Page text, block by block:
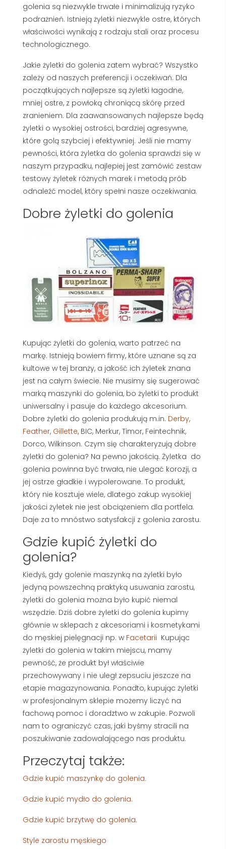
golenia są niezwykle trwałe i minimalizują ryzyko
podrażnień. Istnieją żyletki niezwykle ostre, których
właściwości wynikają z rodzaju stali oraz procesu
technologicznego.
Jakie żyletki do golenia zatem wybrać? Wszystko
zależy od naszych preferencji i oczekiwań. Dla
początkujących najlepsze są żyletki łagodne,
mniej ostre, z powłoką chroniącą skórę przed
zranieniem. Dla zaawansowanych najlepsze będą
żyletki o wysokiej ostrości, bardziej agresywne,
które golą szybciej i efektywniej. Jeśli nie mamy
pewności, która żyletka do golenia sprawdzi się w
naszym przypadku, najlepiej jest zamówić zestaw
testowy żyletek różnych marek i metodą prób
odnaleźć model, który spełni nasze oczekiwania.
Dobre żyletki do golenia
Kupując żyletki do golenia, warto patrzeć na
markę. Istnieją bowiem firmy, które uznane są za
kultowe w tej branży, a jakość ich żyletek znana
jest na całym świecie. Nie musimy się sugerować
marką maszynki do golenia, bo żyletki to produkt
uniwersalny i pasuje do każdego akcesorium.
Dobre żyletki do golenia produkują m.in. Derby,
Feather, Gillette, BIC, Merkur, Timor, Feintechnik,
Dorco, Wilkinson. Czym się charakteryzują dobre
żyletki do golenia? Na pewno jakością. Żyletka do
golenia powinna być trwała, nie ulegać korozji, a
jej ostrze gładkie i wypolerowane. To produkt,
który nie kosztuje wiele, dlatego zakup wysokiej
jakości żyletek nie jest obciążeniem dla portfela.
Daje za to mnóstwo satysfakcji z golenia zarostu.
Gdzie kupić żyletki do
golenia?
Kiedyś, gdy golenie maszynką na żyletki było
jedyną powszechną praktyką usuwania zarostu,
żyletki do golenia można było kupić niemal
wszędzie. Dziś dobre żyletki do golenia kupimy
głównie w sklepach z akcesoriami i kosmetykami
do męskiej pielęgnacji np. w Facetarii Kupując
żyletki do golenia w takim miejscu, mamy
pewność, że produkt był właściwie
przechowywany i nie uległ zepsuciu jeszcze na
etapie magazynowania. Ponadto, kupując żyletki
w profesjonalnym sklepie możemy liczyć na
fachową pomoc i doradztwo w zakupie. Pozwoli
nam to ograniczyć czas, jaki byśmy stracili na
poszukiwanie zadowalającego nas produktu.
Przeczytaj także:
Gdzie kupić maszynkę do golenia.
Gdzie kupić mydło do golenia.
Gdzie kupić brzytwę do golenia.
Style zarostu męskiego